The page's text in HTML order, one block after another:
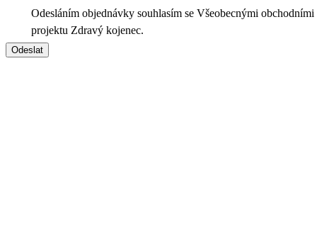
Odesláním objednávky souhlasím se Všeobecnými
projektu Zdravý kojenec.